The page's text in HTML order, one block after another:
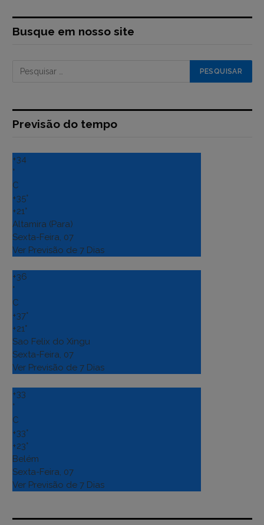
Busque em nosso site
Previsão do tempo
+34
°
C
+35°
+21°
Altamira (Para)
Sexta-Feira, 07
Ver Previsão de 7 Dias
+36
°
C
+37°
+21°
Sao Felix do Xingu
Sexta-Feira, 07
Ver Previsão de 7 Dias
+33
°
C
+33°
+23°
Belém
Sexta-Feira, 07
Ver Previsão de 7 Dias